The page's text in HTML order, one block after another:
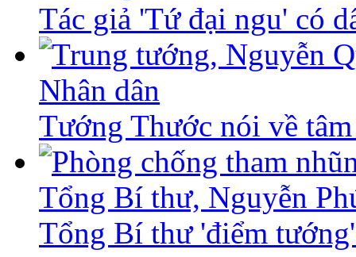
Tác giả 'Tứ đại ngu' có
Tướng Thước nói về
Tổng Bí thư 'điểm